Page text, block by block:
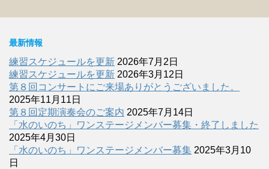
最新情報
練習スケジュールを更新 2026年7月2日
練習スケジュールを更新 2026年3月12日
第８回コンサートにご来場ありがとうございました。
2025年11月11日
第８回定期演奏会のご案内 2025年7月14日
「水のいのち」ワンステージメンバー募集・終了しました
2025年4月30日
「水のいのち」ワンステージメンバー募集 2025年3月10
日